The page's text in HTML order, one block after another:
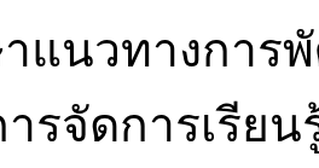
าแนวทางการ
รจัดการเรีย